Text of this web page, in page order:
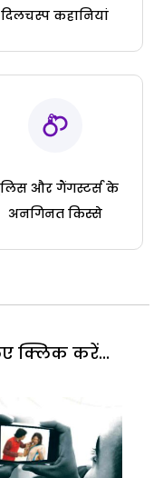
दिलचस्प कहानियां
और गैंगस्टर्स के
अनगिनत किस्से
क्लिक करें...